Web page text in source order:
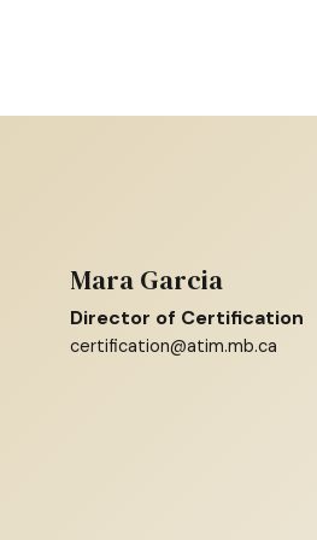
Mara Garcia
Director of Certification
certification@atim.mb.ca